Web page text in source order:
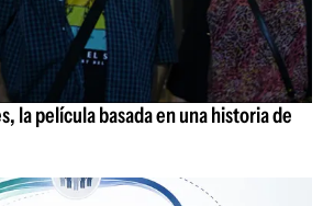
la película basada en una historia de